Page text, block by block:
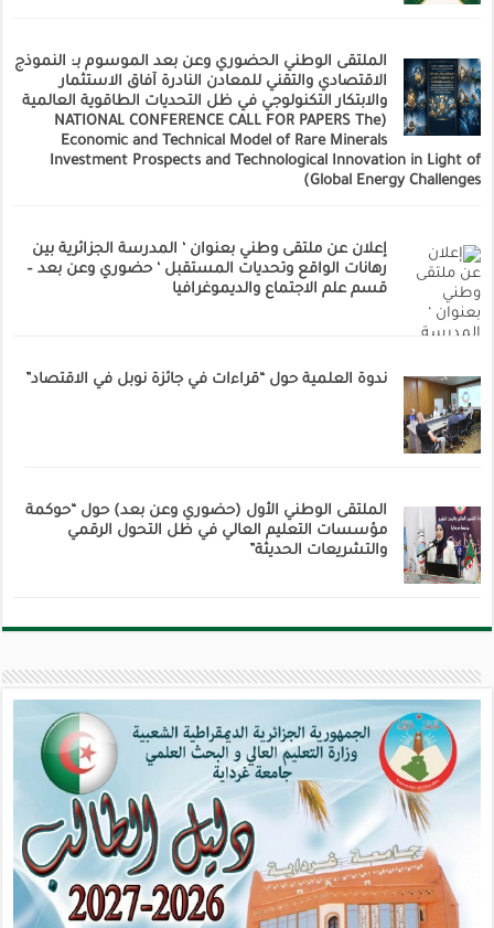
الملتقى الوطني الحضوري وعن بعد الموسوم بـ: النموذج
الاقتصادي والتقني للمعادن النادرة آفاق الاستثمار
والابتكار التكنولوجي في ظل التحديات الطاقوية العالمية
(NATIONAL CONFERENCE CALL FOR PAPERS The
Economic and Technical Model of Rare Minerals
Investment Prospects and Technological Innovation in Light of
Global Energy Challenges)
إعلان عن ملتقى وطني بعنوان ‘ المدرسة الجزائرية بين
رهانات الواقع وتحديات المستقبل ‘ حضوري وعن بعد –
قسم علم الاجتماع والديموغرافيا
ندوة العلمية حول “قراءات في جائزة نوبل في الاقتصاد”
الملتقى الوطني الأول (حضوري وعن بعد) حول “حوكمة
مؤسسات التعليم العالي في ظل التحول الرقمي
والتشريعات الحديثة”